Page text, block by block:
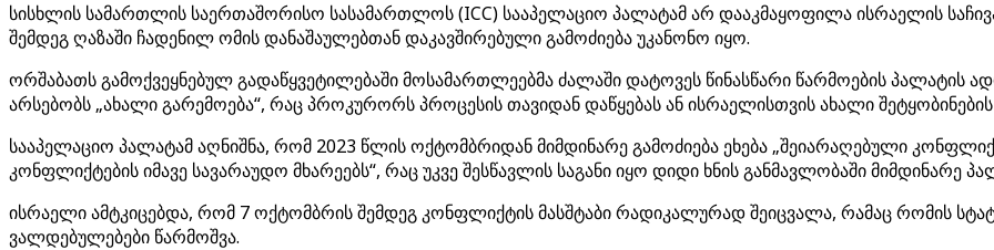
სისხლის სამართლის საერთაშორისო სასამართლოს (ICC) სააპელაციო პალატამ არ დააკმაყოფილა ისრაელის
შემდეგ ღაზაში ჩადენილ ომის დანაშაულებთან დაკავშირებული გამოძიება უკანონო იყო.
ორშაბათს გამოქვეყნებულ გადაწყვეტილებაში მოსამართლეებმა ძალაში დატოვეს წინასწარი წარმოების პალატის
არსებობს „ახალი გარემოება“, რაც პროკურორს პროცესის თავიდან დაწყებას ან ისრაელისთვის ახალი
სააპელაციო პალატამ აღნიშნა, რომ 2023 წლის ოქტომბრიდან მიმდინარე გამოძიება ეხება „შეიარაღებული
კონფლიქტების იმავე სავარაუდო მხარეებს“, რაც უკვე შესწავლის საგანი იყო დიდი ხნის განმავლობაში მიმდინარე
ისრაელი ამტკიცებდა, რომ 7 ოქტომბრის შემდეგ კონფლიქტის მასშტაბი რადიკალურად შეიცვალა, რამაც რომის
ვალდებულებები წარმოშვა.